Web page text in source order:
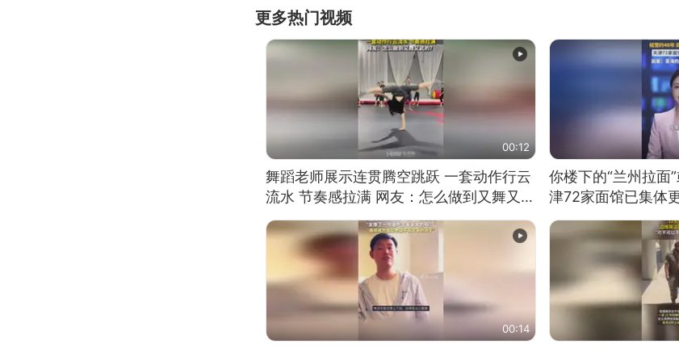
更多热门视频
00:12
舞蹈老师展示连贯腾空跳跃 一套动作行云
流水 节奏感拉满 网友：怎么做到又舞又武
的？
你楼下的“兰州拉面
津72家面馆已集体
00:14